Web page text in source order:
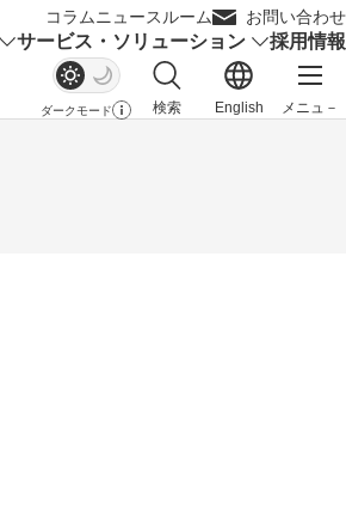
コラムニュースルーム お問い合わせ
サービス・ソリューション 採用情報
ダークモード
検索
サイト内検索を開く
English
メニュ－
メイ